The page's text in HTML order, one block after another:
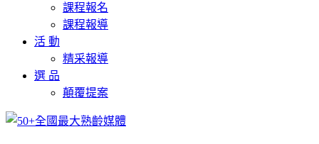
課程報名
課程報導
活 動
精采報導
選 品
顛覆提案